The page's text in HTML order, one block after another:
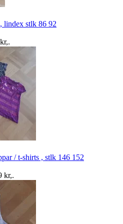
lindex stlk 86 92
,.
/ t-shirts , stlk 146 152
kr,.